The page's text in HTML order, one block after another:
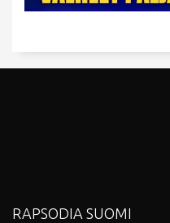
RAPSODIA SUOMI